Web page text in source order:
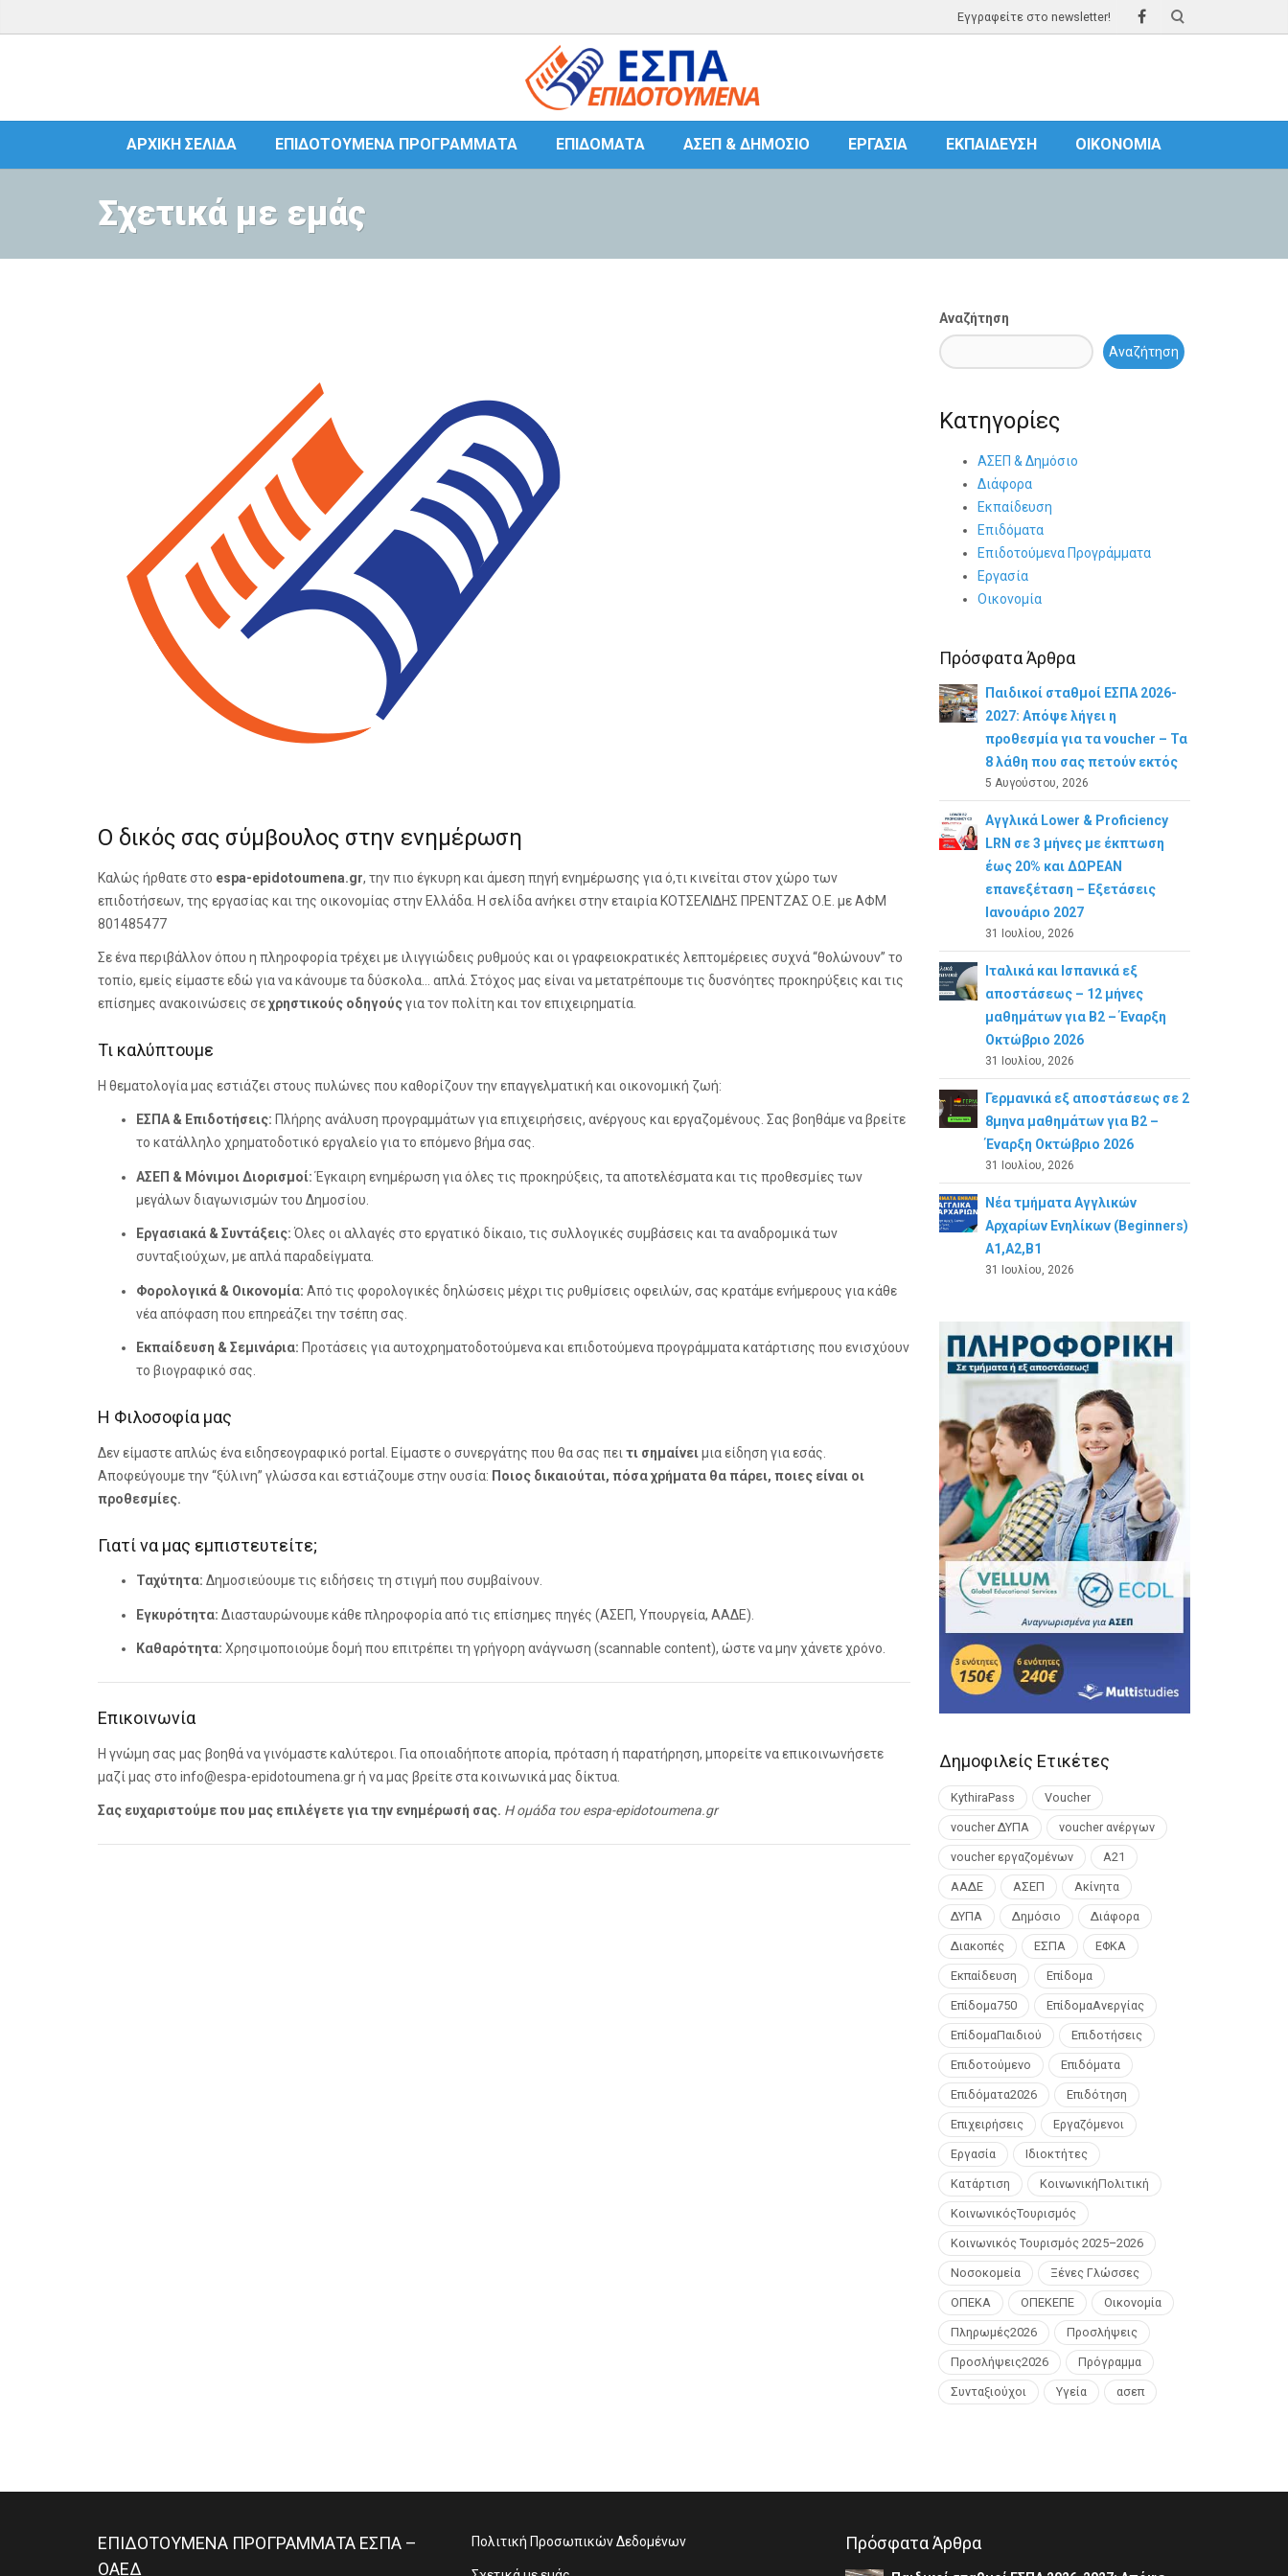
Εγγραφείτε στο newsletter!
ΑΡΧΙΚΉ ΣΕΛΊΔΑ ΕΠΙΔΟΤΟΎΜΕΝΑ ΠΡΟΓΡΆΜΜΑΤΑ ΕΠΙΔΌΜΑΤΑ ΑΣΕΠ & ΔΗΜΌΣΙΟ ΕΡΓΑΣΊΑ ΕΚΠΑΊΔΕΥΣΗ ΟΙΚΟΝΟΜΊΑ
Σχετικά με εμάς
Ο δικός σας σύμβουλος στην ενημέρωση
Καλώς ήρθατε στο espa-epidotoumena.gr, την πιο έγκυρη και άμεση πηγή ενημέρωσης για ό,τι κινείται στον χώρο των
επιδοτήσεων, της εργασίας και της οικονομίας στην Ελλάδα. Η σελίδα ανήκει στην εταιρία ΚΟΤΣΕΛΙΔΗΣ ΠΡΕΝΤΖΑΣ Ο.Ε. με ΑΦΜ
801485477
Σε ένα περιβάλλον όπου η πληροφορία τρέχει με ιλιγγιώδεις ρυθμούς και οι γραφειοκρατικές λεπτομέρειες συχνά “θολώνουν” το
τοπίο, εμείς είμαστε εδώ για να κάνουμε τα δύσκολα… απλά. Στόχος μας είναι να μετατρέπουμε τις δυσνόητες προκηρύξεις και τις
επίσημες ανακοινώσεις σεχρηστικούς οδηγούςγια τον πολίτη και τον επιχειρηματία.
Τι καλύπτουμε
Η θεματολογία μας εστιάζει στους πυλώνες που καθορίζουν την επαγγελματική και οικονομική ζωή:
ΕΣΠΑ & Επιδοτήσεις: Πλήρης ανάλυση προγραμμάτων για επιχειρήσεις, ανέργους και εργαζομένους. Σας βοηθάμε να βρείτε
το κατάλληλο χρηματοδοτικό εργαλείο για το επόμενο βήμα σας.
ΑΣΕΠ & Μόνιμοι Διορισμοί:Έγκαιρη ενημέρωση για όλες τις προκηρύξεις, τα αποτελέσματα και τις προθεσμίες των
μεγάλων διαγωνισμών του Δημοσίου.
Εργασιακά & Συντάξεις: Όλες οι αλλαγές στο εργατικό δίκαιο, τις συλλογικές συμβάσεις και τα αναδρομικά των
συνταξιούχων, με απλά παραδείγματα.
Φορολογικά & Οικονομία: Από τις φορολογικές δηλώσεις μέχρι τις ρυθμίσεις οφειλών, σας κρατάμε ενήμερους για κάθε
νέα απόφαση που επηρεάζει την τσέπη σας.
Εκπαίδευση & Σεμινάρια: Προτάσεις για αυτοχρηματοδοτούμενα και επιδοτούμενα προγράμματα κατάρτισης που ενισχύουν
το βιογραφικό σας.
Η Φιλοσοφία μας
Δεν είμαστε απλώς ένα ειδησεογραφικό portal. Είμαστε ο συνεργάτης που θα σας πει τι σημαίνειμια είδηση για εσάς.
Αποφεύγουμε την “ξύλινη” γλώσσα και εστιάζουμε στην ουσία: Ποιος δικαιούται, πόσα χρήματα θα πάρει, ποιες είναι οι
προθεσμίες.
Γιατί να μας εμπιστευτείτε;
Ταχύτητα: Δημοσιεύουμε τις ειδήσεις τη στιγμή που συμβαίνουν.
Εγκυρότητα: Διασταυρώνουμε κάθε πληροφορία από τις επίσημες πηγές (ΑΣΕΠ, Υπουργεία, ΑΑΔΕ).
Καθαρότητα: Χρησιμοποιούμε δομή που επιτρέπει τη γρήγορη ανάγνωση (scannable content), ώστε να μην χάνετε χρόνο.
Επικοινωνία
Η γνώμη σας μας βοηθά να γινόμαστε καλύτεροι. Για οποιαδήποτε απορία, πρόταση ή παρατήρηση, μπορείτε να επικοινωνήσετε
μαζί μας στο info@espa-epidotoumena.gr ή να μας βρείτε στα κοινωνικά μας δίκτυα.
Σας ευχαριστούμε που μας επιλέγετε για την ενημέρωσή σας. Η ομάδα του espa-epidotoumena.gr
Αναζήτηση
Αναζήτηση
Κατηγορίες
ΑΣΕΠ & Δημόσιο
Διάφορα
Εκπαίδευση
Επιδόματα
Επιδοτούμενα Προγράμματα
Εργασία
Οικονομία
Πρόσφατα Άρθρα
Παιδικοί σταθμοί ΕΣΠΑ 2026-
2027: Απόψε λήγει η
προθεσμία για τα voucher – Τα
8 λάθη που σας πετούν εκτός
5 Αυγούστου, 2026
Αγγλικά Lower & Proficiency
LRN σε 3 μήνες με έκπτωση
έως 20% και ΔΩΡΕΑΝ
επανεξέταση – Εξετάσεις
Ιανουάριο 2027
31 Ιουλίου, 2026
Ιταλικά και Ισπανικά εξ
αποστάσεως – 12 μήνες
μαθημάτων για B2 – Έναρξη
Οκτώβριο 2026
31 Ιουλίου, 2026
Γερμανικά εξ αποστάσεως σε 2
8μηνα μαθημάτων για Β2 –
Έναρξη Οκτώβριο 2026
31 Ιουλίου, 2026
Νέα τμήματα Αγγλικών
Αρχαρίων Ενηλίκων (Beginners)
A1,A2,B1
31 Ιουλίου, 2026
Δημοφιλείς Ετικέτες
KythiraPass Voucher
voucher ΔΥΠΑ voucher ανέργων
voucher εργαζομένων Α21
ΑΑΔΕ ΑΣΕΠ Ακίνητα
ΔΥΠΑ Δημόσιο Διάφορα
Διακοπές ΕΣΠΑ ΕΦΚΑ
Εκπαίδευση Επίδομα
Επίδομα750 ΕπίδομαΑνεργίας
ΕπίδομαΠαιδιού Επιδοτήσεις
Επιδοτούμενο Επιδόματα
Επιδόματα2026 Επιδότηση
Επιχειρήσεις Εργαζόμενοι
Εργασία Ιδιοκτήτες
Κατάρτιση ΚοινωνικήΠολιτική
ΚοινωνικόςΤουρισμός
Κοινωνικός Τουρισμός 2025–2026
Νοσοκομεία Ξένες Γλώσσες
ΟΠΕΚΑ ΟΠΕΚΕΠΕ Οικονομία
Πληρωμές2026 Προσλήψεις
Προσλήψεις2026 Πρόγραμμα
Συνταξιούχοι Υγεία ασεπ
ΕΠΙΔΟΤΟΥΜΕΝΑ ΠΡΟΓΡΑΜΜΑΤΑ ΕΣΠΑ –
ΟΑΕΔ
Πολιτική Προσωπικών Δεδομένων Πρόσφατα Άρθρα